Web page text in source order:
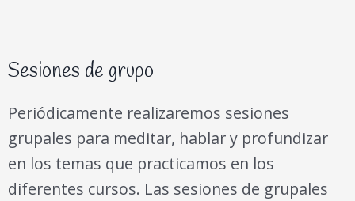
Sesiones de grupo
Periódicamente realizaremos sesiones
grupales para meditar, hablar y profundizar
en los temas que practicamos en los
diferentes cursos. Las sesiones de grupales